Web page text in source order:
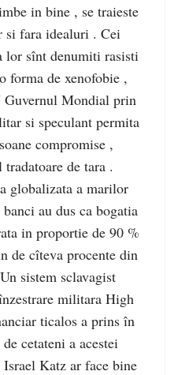
in bine , se traieste
fara idealuri . Cei
lor sînt denumiti rasisti
forma de xenofobie ,
Mondial prin
si speculant permita
compromise ,
de tara .
globalizata a marilor
au dus ca bogatia
in proportie de 90 %
de cîteva procente din
sistem sclavagist
militara High
ticalos a prins în
cetateni a acestei
Katz ar face bine